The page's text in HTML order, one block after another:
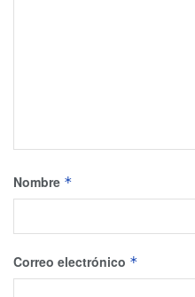
Nombre *
Correo electrónico *